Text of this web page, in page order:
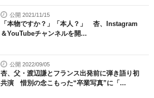
公開 2021/11/15
「本物ですか？」「本人？」 杏、Instagram
＆YouTubeチャンネルを開...
公開 2022/09/05
杏、父・渡辺謙とフランス出発前に弾き語り初
共演 惜別の念こもった“卒業写真”に「...